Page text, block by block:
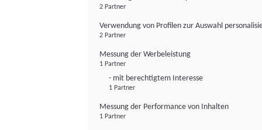
2 Partner
Verwendung von Profilen zur Auswahl
2 Partner
Messung der Werbeleistung
1 Partner
- mit berechtigtem Interesse
1 Partner
Messung der Performance von Inhalten
1 Partner